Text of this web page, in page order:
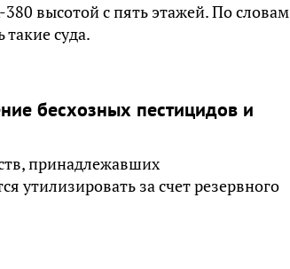
высотой с пять этажей. По словам
суда.
бесхозных пестицидов и
принадлежавших
утилизировать за счет резервного